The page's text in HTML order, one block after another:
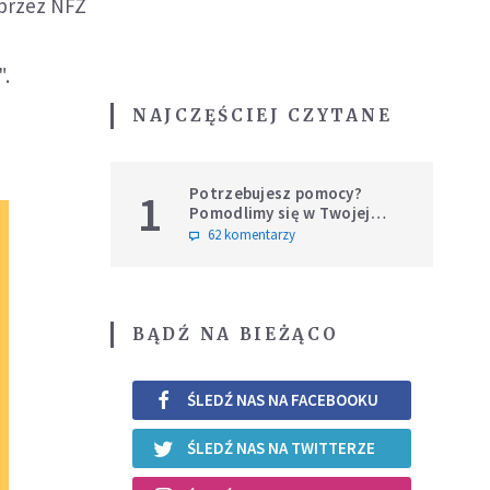
NAJCZĘŚCIEJ CZYTANE
1
Potrzebujesz pomocy?
Pomodlimy się w Twojej
intencji
62 komentarzy
BĄDŹ NA BIEŻĄCO
ŚLEDŹ NAS NA FACEBOOKU
ŚLEDŹ NAS NA TWITTERZE